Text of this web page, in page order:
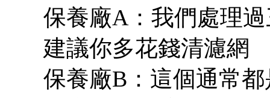
保養廠A：我們處理
建議你多花錢清濾網
保養廠B：這個通常